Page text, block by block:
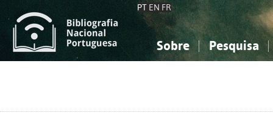
PT EN FR
Sobre Pesquisa